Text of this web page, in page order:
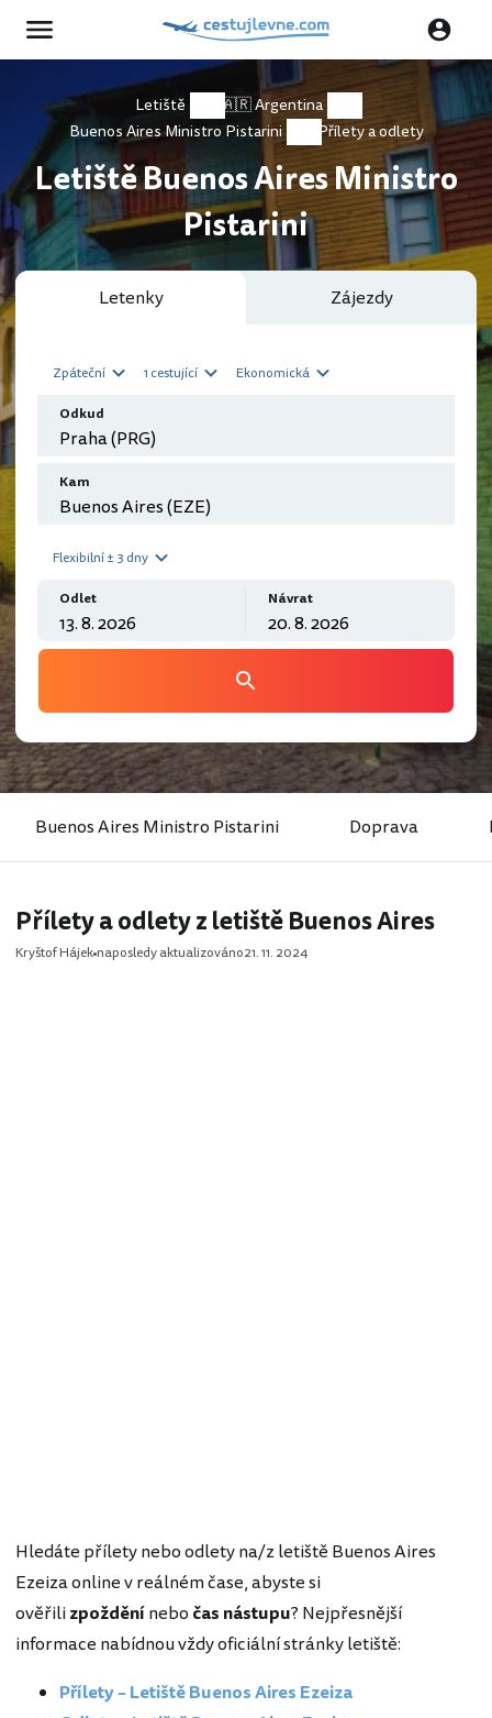
Letiště
🇦🇷 Argentina
Buenos Aires Ministro Pistarini
Přílety a odlety
Letiště Buenos Aires Ministro
Pistarini
Letenky Zájezdy
Zpáteční 1 cestující Ekonomická
Odkud
Kam
Flexibilní ± 3 dny
Odlet Návrat
Buenos Aires Ministro Pistarini Doprava
Přílety a odlety z letiště Buenos Aires
Kryštof Hájek naposledy aktualizováno21. 11. 2024
Hledáte přílety nebo odlety na/z letiště Buenos Aires
Ezeiza online v reálném čase, abyste si
ověřilizpožděnínebo čas nástupu? Nejpřesnější
informace nabídnou vždy oficiální stránky letiště:
Přílety – Letiště Buenos Aires Ezeiza